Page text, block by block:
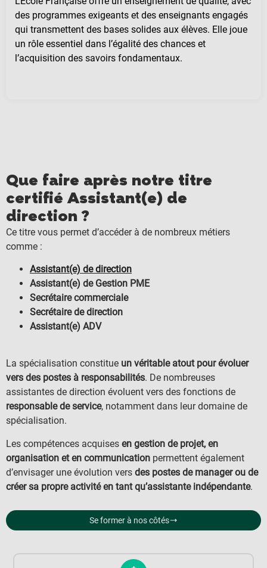
des programmes exigeants et des enseignants engagés
qui transmettent des bases solides aux élèves. Elle joue
un rôle essentiel dans l’égalité des chances et
l’acquisition des savoirs fondamentaux.
Que faire après notre titre
certifié Assistant(e) de
direction ?
Ce titre vous permet d’accéder à de nombreux métiers
comme :
Assistant(e) de direction
Assistant(e) de Gestion PME
Secrétaire commerciale
Secrétaire de direction
Assistant(e) ADV
La spécialisation constitue un véritable atout pour évoluer
vers des postes à responsabilités. De nombreuses
assistantes de direction évoluent vers des fonctions de
responsable de service, notamment dans leur domaine de
spécialisation.
Les compétences acquises en gestion de projet, en
organisation et en communication permettent également
d’envisager une évolution vers des postes de manager ou de
créer sa propre activité en tant qu’assistante indépendante.
Se former à nos côtés